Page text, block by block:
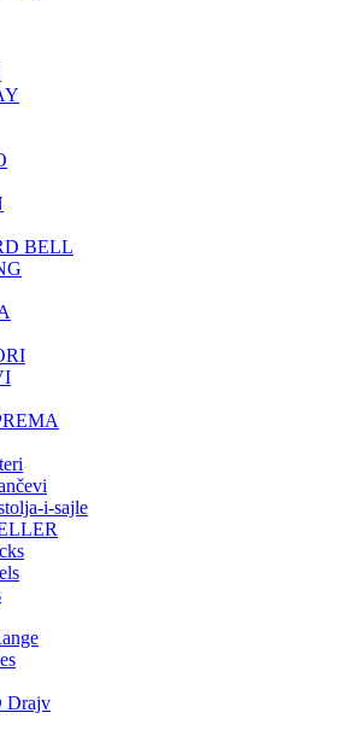
BELL
i-sajle
Drajv